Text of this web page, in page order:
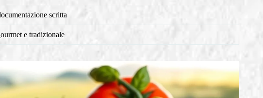
scritta
e tradizionale